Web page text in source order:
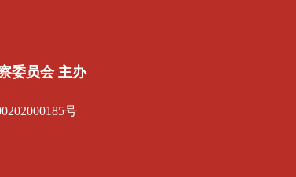
委员会 主办
号